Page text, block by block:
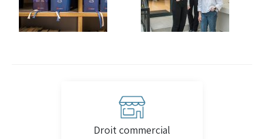
Droit commercial